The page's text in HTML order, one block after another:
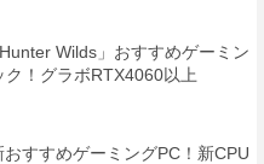
Wilds」おすすめゲーミン
ク！グラボRTX4060以上
おすすめゲーミングPC！新CPU